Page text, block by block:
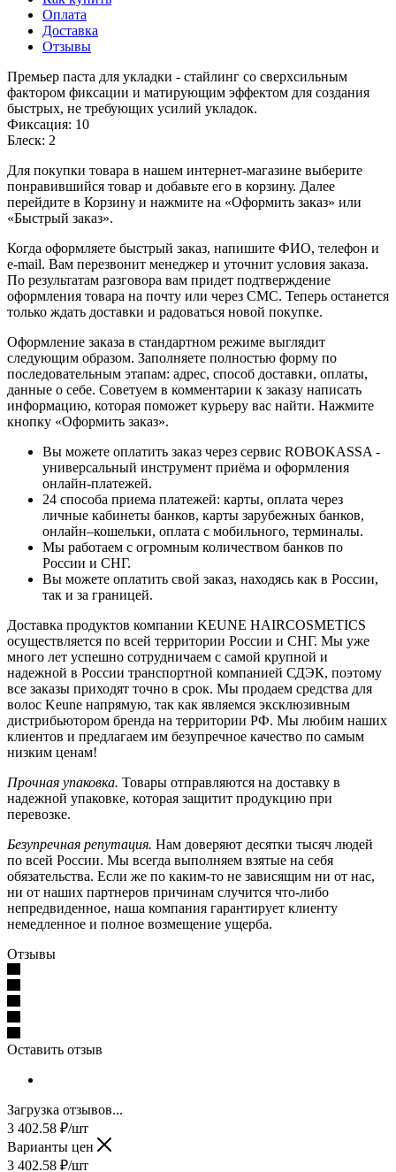
Оплата
Доставка
Отзывы
Премьер паста для укладки - стайлинг со сверхсильным
фактором фиксации и матирующим эффектом для создания
быстрых, не требующих усилий укладок.
Фиксация: 10
Блеск: 2
Для покупки товара в нашем интернет-магазине выберите
понравившийся товар и добавьте его в корзину. Далее
перейдите в Корзину и нажмите на «Оформить заказ» или
«Быстрый заказ».
Когда оформляете быстрый заказ, напишите ФИО, телефон и
e-mail. Вам перезвонит менеджер и уточнит условия заказа.
По результатам разговора вам придет подтверждение
оформления товара на почту или через СМС. Теперь останется
только ждать доставки и радоваться новой покупке.
Оформление заказа в стандартном режиме выглядит
следующим образом. Заполняете полностью форму по
последовательным этапам: адрес, способ доставки, оплаты,
данные о себе. Советуем в комментарии к заказу написать
информацию, которая поможет курьеру вас найти. Нажмите
кнопку «Оформить заказ».
Вы можете оплатить заказ через сервис ROBOKASSA -
универсальный инструмент приёма и оформления
онлайн-платежей.
24 способа приема платежей: карты, оплата через
личные кабинеты банков, карты зарубежных банков,
онлайн–кошельки, оплата с мобильного, терминалы.
Мы работаем с огромным количеством банков по
России и СНГ.
Вы можете оплатить свой заказ, находясь как в России,
так и за границей.
Доставка продуктов компании KEUNE HAIRCOSMETICS
осуществляется по всей территории России и СНГ. Мы уже
много лет успешно сотрудничаем с самой крупной и
надежной в России транспортной компанией СДЭК, поэтому
все заказы приходят точно в срок. Мы продаем средства для
волос Keune напрямую, так как являемся эксклюзивным
дистрибьютором бренда на территории РФ. Мы любим наших
клиентов и предлагаем им безупречное качество по самым
низким ценам!
Прочная упаковка. Товары отправляются на доставку в
надежной упаковке, которая защитит продукцию при
перевозке.
Безупречная репутация. Нам доверяют десятки тысяч людей
по всей России. Мы всегда выполняем взятые на себя
обязательства. Если же по каким-то не зависящим ни от нас,
ни от наших партнеров причинам случится что-либо
непредвиденное, наша компания гарантирует клиенту
немедленное и полное возмещение ущерба.
Отзывы
Оставить отзыв
Загрузка отзывов...
3 402.58 ₽/шт
Варианты цен
3 402.58 ₽/шт